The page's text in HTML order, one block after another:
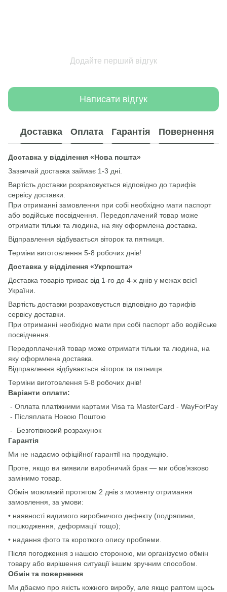
Додайте перший відгук
Написати відгук
Доставка Оплата Гарантія Повернення
Доставка у відділення «Нова пошта»
Зазвичай доставка займає 1-3 дні.
Вартість доставки розраховується відповідно до тарифів
сервісу доставки.
При отриманні замовлення при собі необхідно мати паспорт
або водійське посвідчення. Передоплачений товар може
отримати тільки та людина, на яку оформлена доставка.
Відправлення відбувається віторок та пятниця.
Терміни виготовлення 5-8 робочих днів!
Доставка у відділення «Укрпошта»
Доставка товарів триває від 1-го до 4-х днів у межах всієї
України.
Вартість доставки розраховується відповідно до тарифів
сервісу доставки.
При отриманні необхідно мати при собі паспорт або водійське
посвідчення.
Передоплачений товар може отримати тільки та людина, на
яку оформлена доставка.
Відправлення відбувається віторок та пятниця.
Терміни виготовлення 5-8 робочих днів!
Варіанти оплати:
- Оплата платіжними картами Visa та MasterCard - WayForPay
- Післяплата Новою Поштою
- Безготівковий розрахунок
Гарантія
Ми не надаємо офіційної гарантії на продукцію.
Проте, якщо ви виявили виробничий брак — ми обов’язково
замінимо товар.
Обмін можливий протягом 2 днів з моменту отримання
замовлення, за умови:
• наявності видимого виробничого дефекту (подряпини,
пошкодження, деформації тощо);
• надання фото та короткого опису проблеми.
Після погодження з нашою стороною, ми організуємо обмін
товару або вирішення ситуації іншим зручним способом.
Обмін та повернення
Ми дбаємо про якість кожного виробу, але якщо раптом щось